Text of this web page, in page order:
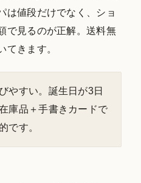
は値段だけでなく、ショ
で見るのが正解。送料無
てきます。
やすい。誕生日が3日
庫品＋手書きカードで
です。